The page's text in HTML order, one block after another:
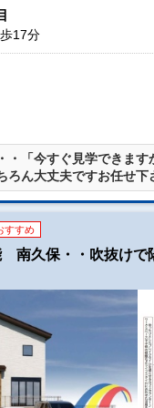
17分
・「今すぐ見学できま
ろん大丈夫ですお任せ下
すすめ
南久保・・吹抜けで